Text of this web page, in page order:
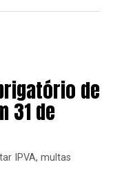
de
31 de
IPVA, multas